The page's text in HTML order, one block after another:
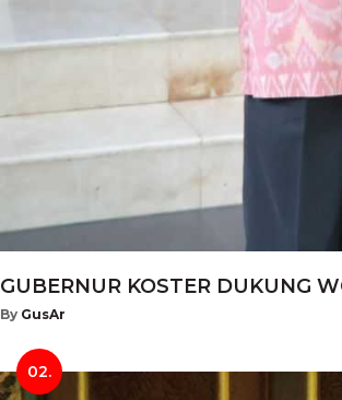
GUBERNUR KOSTER DUKUNG
By GusAr
02.